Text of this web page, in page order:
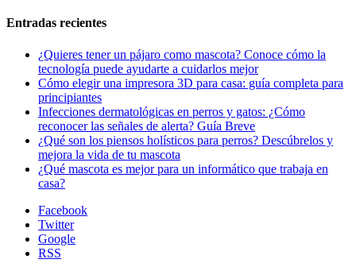
Entradas recientes
¿Quieres tener un pájaro como mascota? Conoce cómo la
tecnología puede ayudarte a cuidarlos mejor
Cómo elegir una impresora 3D para casa: guía completa para
principiantes
Infecciones dermatológicas en perros y gatos: ¿Cómo
reconocer las señales de alerta? Guía Breve
¿Qué son los piensos holísticos para perros? Descúbrelos y
mejora la vida de tu mascota
¿Qué mascota es mejor para un informático que trabaja en
casa?
Facebook
Twitter
Google
RSS